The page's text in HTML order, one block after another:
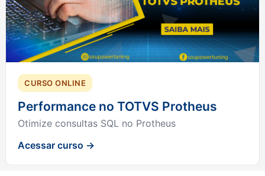
CURSO ONLINE
Performance no TOTVS Protheus
Otimize consultas SQL no Protheus
Acessar curso →